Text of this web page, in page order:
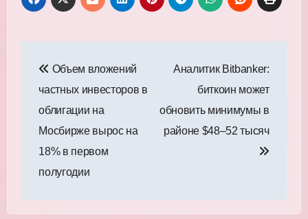
по
записям
Объем вложений
частных инвесторов в
облигации на
Мосбирже вырос на
18% в первом
полугодии
Аналитик Bitbanker:
биткоин может
обновить минимумы в
районе $48–52 тысяч